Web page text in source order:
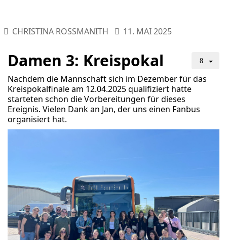
CHRISTINA ROSSMANITH 11. MAI 2025
Damen 3: Kreispokal
Nachdem die Mannschaft sich im Dezember für das
Kreispokalfinale am 12.04.2025 qualifiziert hatte
starteten schon die Vorbereitungen für dieses
Ereignis. Vielen Dank an Jan, der uns einen Fanbus
organisiert hat.